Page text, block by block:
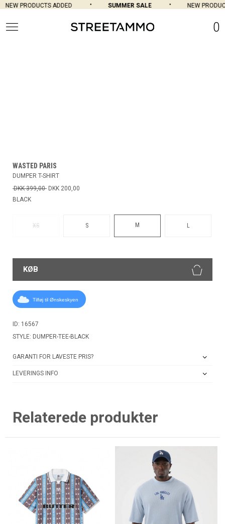
NEW PRODUCTS ADDED SUMMER SALE NEW
0
WASTED PARIS
DUMPER T-SHIRT
DKK 399,00 DKK 200,00
BLACK
XS S M L
KØB
Tilføj til Ønskeskyen
ID: 16567
STYLE: DUMPER-TEE-BLACK
GARANTI FOR LAVESTE PRIS?
LEVERINGS INFO
Relaterede produkter